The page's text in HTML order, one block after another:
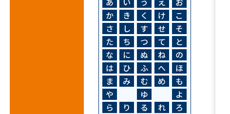
か
き く け
こ
さ
し す せ
そ
た
ち つ て
と
な
に ぬ ね
の
は
ひ ふ へ
ほ
ま
み む め
も
や
ゆ
よ
ら
り る れ
ろ